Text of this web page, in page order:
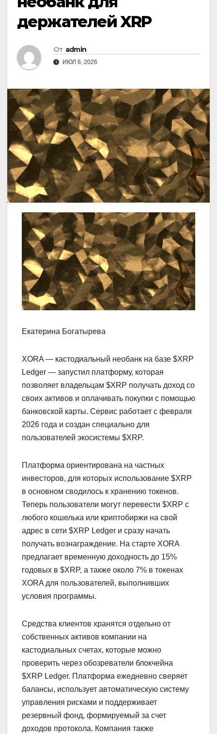
держателей XRP
От admin
ИЮЛ 6, 2026
Екатерина Богатырева
XORA — кастодиальный необанк на базе $XRP
Ledger — запустил платформу, которая
позволяет владельцам $XRP получать доход со
своих активов и оплачивать покупки с помощью
банковской карты. Сервис работает с февраля
2026 года и создан специально для
пользователей экосистемы $XRP.
Платформа ориентирована на частных
инвесторов, для которых использование $XRP
в основном сводилось к хранению токенов.
Теперь пользователи могут перевести $XRP с
любого кошелька или криптобиржи на свой
адрес в сети $XRP Ledger и сразу начать
получать вознаграждение. На старте XORA
предлагает временную доходность до 15%
годовых в $XRP, а также около 7% в токенах
XORA для пользователей, выполнивших
условия программы.
Средства клиентов хранятся отдельно от
собственных активов компании на
кастодиальных счетах, которые можно
проверить через обозреватели блокчейна
$XRP Ledger. Платформа ежедневно сверяет
балансы, использует автоматическую систему
управления рисками и поддерживает
резервный фонд, формируемый за счет
доходов протокола. Компания также